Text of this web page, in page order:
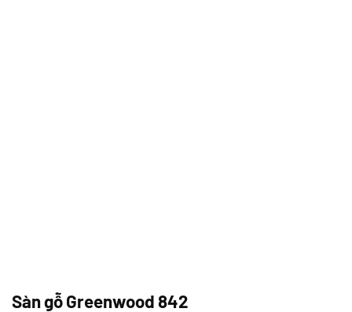
Sàn gỗ Greenwood 842